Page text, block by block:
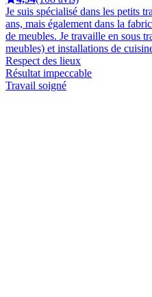
Je suis spécialisé dans les petits
ans, mais également dans la
de meubles. Je travaille en sous
meubles) et installations de
Respect des lieux
Résultat impeccable
Travail soigné